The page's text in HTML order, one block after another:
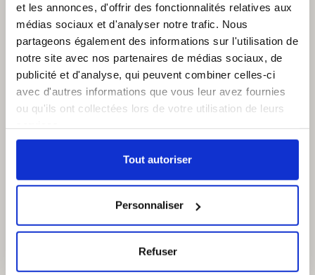
et les annonces, d'offrir des fonctionnalités relatives aux
médias sociaux et d'analyser notre trafic. Nous
partageons également des informations sur l'utilisation de
notre site avec nos partenaires de médias sociaux, de
publicité et d'analyse, qui peuvent combiner celles-ci
avec d'autres informations que vous leur avez fournies
ou qu'ils ont collectées lors de votre utilisation de leurs
Tout autoriser
Personnaliser
Refuser